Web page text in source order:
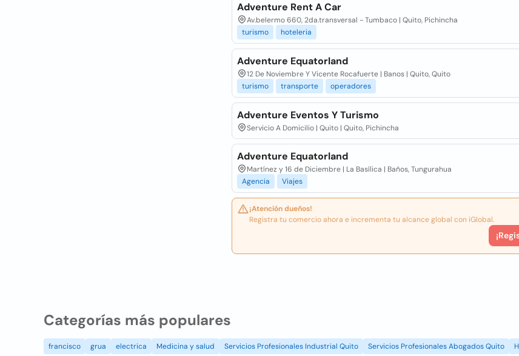
Adventure Rent A Car
Av.belermo 660, 2da.transversal - Tumbaco | Quito, Pichincha
turismo
hoteleria
Adventure Equatorland
12 De Noviembre Y Vicente Rocafuerte | Banos | Quito, Quito
turismo
transporte operadores
Adventure Eventos Y Turismo
Servicio A Domicilio | Quito | Quito, Pichincha
Adventure Equatorland
Martínez y 16 de Diciembre | La Basílica | Baños, Tungurahua
Agencia
Viajes
¡Atención dueños!
Registra tu comercio ahora e incrementa tu alcance global con iGlobal.
Categorías más populares
francisco grua electrica Medicina y salud Servicios Profesionales Industrial Quito Servicios Profesionales Abogados Quito